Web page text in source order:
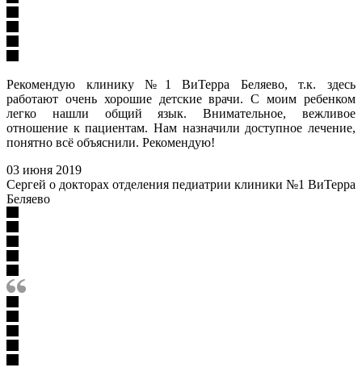
Рекомендую клинику №1 ВиТерра Беляево, т.к. здесь
работают очень хорошие детские врачи. С моим ребенком
легко нашли общий язык. Внимательное, вежливое
отношение к пациентам. Нам назначили доступное лечение,
понятно всё объяснили. Рекомендую!
03 июня 2019
Сергей о докторах отделения педиатрии клиники №1 ВиТерра
Беляево